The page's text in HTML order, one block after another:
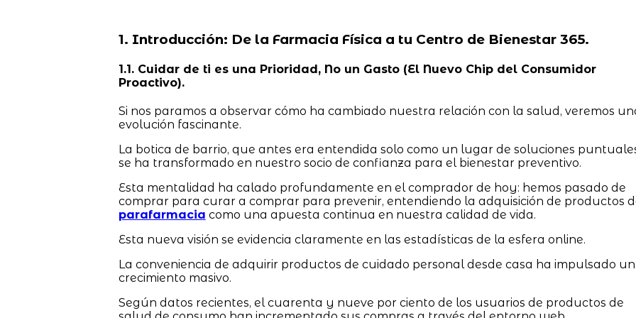
1. Introducción: De la Farmacia Física a tu Centro de Bienestar 365.
1.1. Cuidar de ti es una Prioridad, No un Gasto (El Nuevo Chip del Consumidor
Proactivo).
Si nos paramos a observar cómo ha cambiado nuestra relación con la salud, veremos
evolución fascinante.
La botica de barrio, que antes era entendida solo como un lugar de soluciones
se ha transformado en nuestro socio de confianza para el bienestar preventivo.
Esta mentalidad ha calado profundamente en el comprador de hoy: hemos pasado de
comprar para curar a comprar para prevenir, entendiendo la adquisición de productos
parafarmacia como una apuesta continua en nuestra calidad de vida.
Esta nueva visión se evidencia claramente en las estadísticas de la esfera online.
La conveniencia de adquirir productos de cuidado personal desde casa ha impulsado un
crecimiento masivo.
Según datos recientes, el cuarenta y nueve por ciento de los usuarios de productos de